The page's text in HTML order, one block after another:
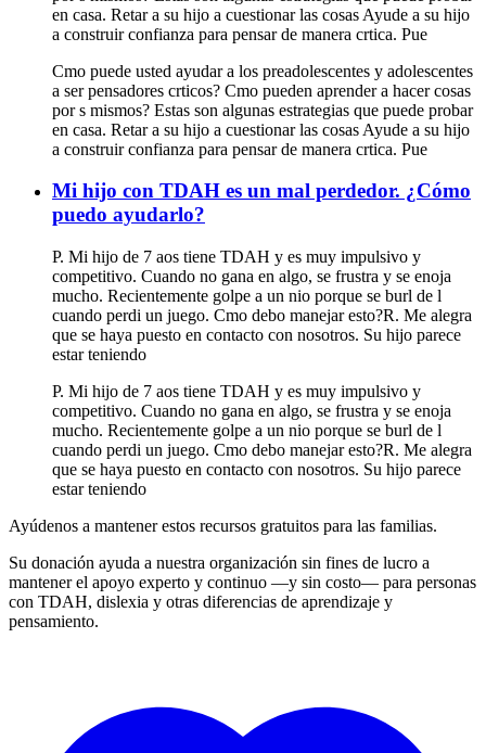
en casa. Retar a su hijo a cuestionar las cosas Ayude a su hijo
a construir confianza para pensar de manera crtica. Pue
Cmo puede usted ayudar a los preadolescentes y adolescentes
a ser pensadores crticos? Cmo pueden aprender a hacer cosas
por s mismos? Estas son algunas estrategias que puede probar
en casa. Retar a su hijo a cuestionar las cosas Ayude a su hijo
a construir confianza para pensar de manera crtica. Pue
Mi hijo con TDAH es un mal perdedor. ¿Cómo
puedo ayudarlo?
P. Mi hijo de 7 aos tiene TDAH y es muy impulsivo y
competitivo. Cuando no gana en algo, se frustra y se enoja
mucho. Recientemente golpe a un nio porque se burl de l
cuando perdi un juego. Cmo debo manejar esto?R. Me alegra
que se haya puesto en contacto con nosotros. Su hijo parece
estar teniendo
P. Mi hijo de 7 aos tiene TDAH y es muy impulsivo y
competitivo. Cuando no gana en algo, se frustra y se enoja
mucho. Recientemente golpe a un nio porque se burl de l
cuando perdi un juego. Cmo debo manejar esto?R. Me alegra
que se haya puesto en contacto con nosotros. Su hijo parece
estar teniendo
Ayúdenos a mantener estos recursos gratuitos para las familias.
Su donación ayuda a nuestra organización sin fines de lucro a
mantener el apoyo experto y continuo —y sin costo— para personas
con TDAH, dislexia y otras diferencias de aprendizaje y
pensamiento.